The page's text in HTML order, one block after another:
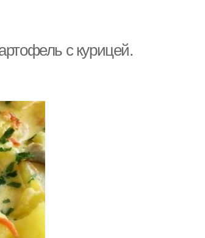
с курицей.